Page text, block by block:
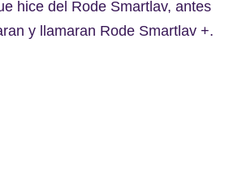
hice del Rode Smartlav, antes
y llamaran Rode Smartlav +.